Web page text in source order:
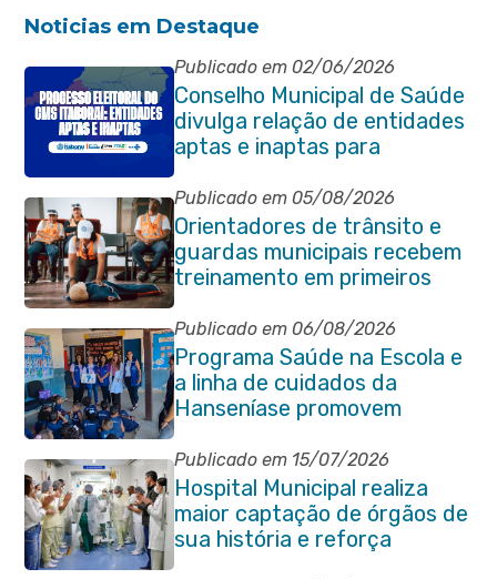
Noticias em Destaque
Publicado em 02/06/2026
Conselho Municipal de Saúde
divulga relação de entidades
aptas e inaptas para
processo eleitoral do
quadriênio 2026-2030
Publicado em 05/08/2026
Orientadores de trânsito e
guardas municipais recebem
treinamento em primeiros
socorros em Itaboraí
Publicado em 06/08/2026
Programa Saúde na Escola e
a linha de cuidados da
Hanseníase promovem
conscientização sobre
hanseníase na E.M Adelaide
de Magalhães Seabra
Publicado em 15/07/2026
Hospital Municipal realiza
maior captação de órgãos de
sua história e reforça
compromisso com a vida